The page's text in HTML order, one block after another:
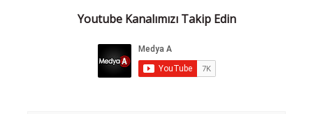
Youtube Kanalımızı Takip Edin